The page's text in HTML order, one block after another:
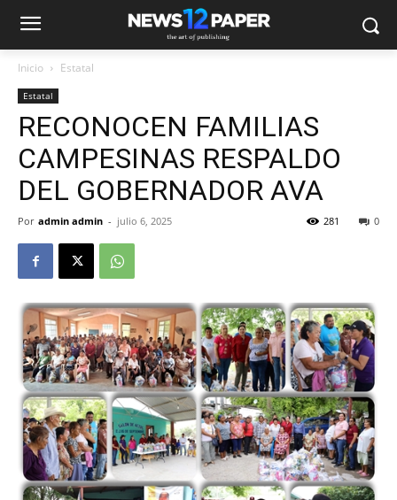
Inicio Estatal
Estatal
RECONOCEN FAMILIAS
CAMPESINAS RESPALDO
DEL GOBERNADOR AVA
Por admin admin - julio 6, 2025 0
281